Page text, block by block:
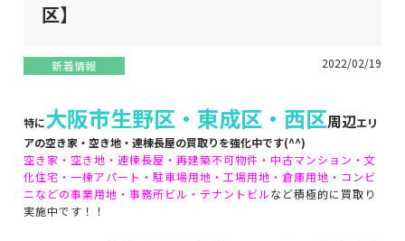
区】
新着情報 2022/02/19
特に大阪市生野区・東成区・西区周辺エリ
アの空き家・空き地・連棟長屋の買取りを強化中です(^^)
空き家・空き地・連棟長屋・再建築不可物件・ 中古マンション・文
化住宅・一棟アパート・ 駐車場用地・工場用地・倉庫用地・ コンビ
ニなどの事業用地・事務所ビル・テナントビルなど積極的に買取り
実施中です！！